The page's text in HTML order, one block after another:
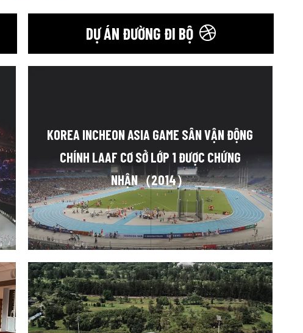
DỰ ÁN ĐƯỜNG ĐI BỘ
KOREA INCHEON ASIA GAME SÂN VẬN ĐỘNG
CHÍNH LAAF CƠ SỞ LỚP 1 ĐƯỢC CHỨNG
NHẬN（2014）